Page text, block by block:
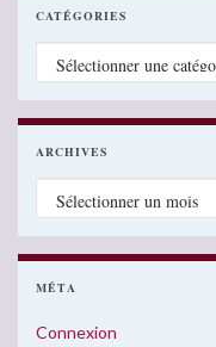
CATÉGORIES
Catégories
ARCHIVES
Archives
MÉTA
Connexion